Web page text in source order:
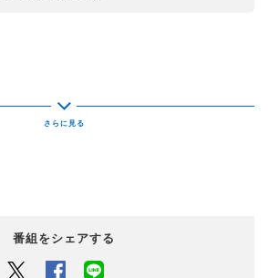
番組をシェアする
Twitter Facebook